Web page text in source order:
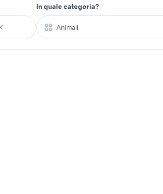
In quale categoria?
Animali